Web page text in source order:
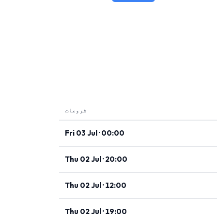
شروعات
Fri 03 Jul · 00:00
Thu 02 Jul · 20:00
Thu 02 Jul · 12:00
Thu 02 Jul · 19:00